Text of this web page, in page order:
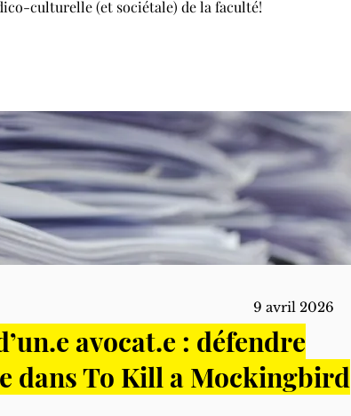
culturelle (et sociétale) de la faculté!
9 avril 2026
avocat.e : défendre
dans To Kill a Mockingbird